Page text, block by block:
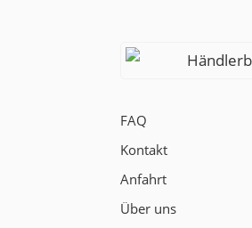
FAQ
Kontakt
Anfahrt
Über uns